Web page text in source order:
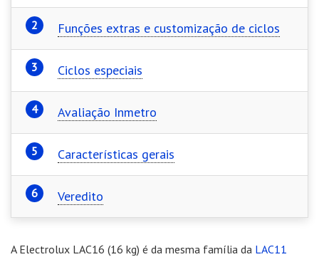
Funções extras e customização de ciclos
Ciclos especiais
Avaliação Inmetro
Características gerais
Veredito
A Electrolux LAC16 (16 kg) é da mesma família da LAC11